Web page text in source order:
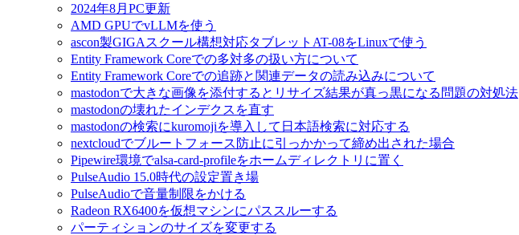
2024年8月PC更新
AMD GPUでvLLMを使う
ascon製GIGAスクール構想対応タブレットAT-08をLinuxで使う
Entity Framework Coreでの多対多の扱い方について
Entity Framework Coreでの追跡と関連データの読み込みについて
mastodonで大きな画像を添付するとリサイズ結果が真っ黒になる問題の対処法
mastodonの壊れたインデクスを直す
mastodonの検索にkuromojiを導入して日本語検索に対応する
nextcloudでブルートフォース防止に引っかかって締め出された場合
Pipewire環境でalsa-card-profileをホームディレクトリに置く
PulseAudio 15.0時代の設定置き場
PulseAudioで音量制限をかける
Radeon RX6400を仮想マシンにパススルーする
パーティションのサイズを変更する